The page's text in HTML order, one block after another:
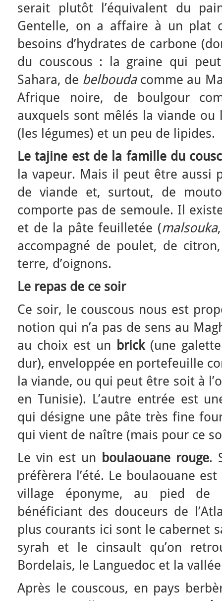
serait plutôt l’équivalent du
Gentelle, on a affaire à un plat
besoins d’hydrates de carbone
du couscous : la graine qui
Sahara, de belboudacomme au
Afrique noire, de boulgour
auxquels sont mêlés la viande ou
(les légumes) et un peu de lipides.
Le tajine est de la famille du
la vapeur. Mais il peut être aussi
de viande et, surtout, de
comporte pas de semoule. Il
et de la pâte feuilletée (malsouka
accompagné de poulet, de
terre, d’oignons.
Le repas de ce soir
Ce soir, le couscous nous est
notion qui n’a pas de sens au
au choix est un brick(une
dur), enveloppée en portefeuille
la viande, ou qui peut être soit à
en Tunisie). L’autre entrée est
qui désigne une pâte très fine
qui vient de naître (mais pour ce
Le vin est un boulaouane rouge.
préfèrera l’été. Le boulaouane
village éponyme, au pied de
bénéficiant des douceurs de
plus courants ici sont le cabernet
syrah et le cinsault qu’on
Bordelais, le Languedoc et la
Après le couscous, en pays